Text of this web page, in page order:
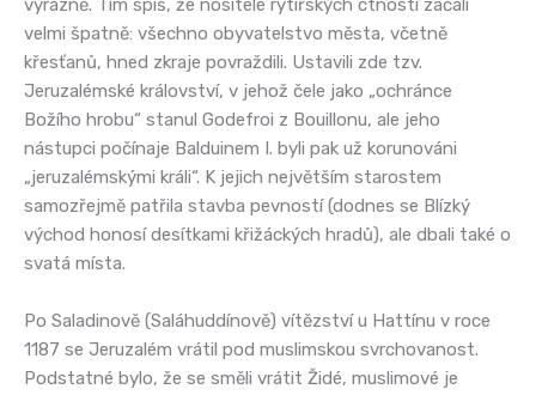
výrazně. Tím spíš, že nositelé rytířských ctností začali
velmi špatně: všechno obyvatelstvo města, včetně
křesťanů, hned zkraje povraždili. Ustavili zde tzv.
Jeruzalémské království, v jehož čele jako „ochránce
Božího hrobu“ stanul Godefroi z Bouillonu, ale jeho
nástupci počínaje Balduinem I. byli pak už korunováni
„jeruzalémskými králi“. K jejich největším starostem
samozřejmě patřila stavba pevností (dodnes se Blízký
východ honosí desítkami křižáckých hradů), ale dbali také o
svatá místa.
Po Saladinově (Saláhuddínově) vítězství u Hattínu v roce
1187 se Jeruzalém vrátil pod muslimskou svrchovanost.
Podstatné bylo, že se směli vrátit Židé, muslimové je